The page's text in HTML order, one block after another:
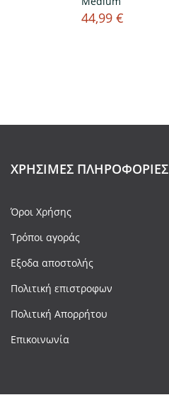
Τιμή
44,99 €
ΧΡΉΣΙΜΕΣ ΠΛΗΡΟΦΟΡΊΕΣ
Όροι Χρήσης
Τρόποι αγοράς
Εξοδα αποστολής
Πολιτική επιστροφων
Πολιτική Απορρήτου
Επικοινωνία